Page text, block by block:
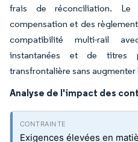
frais de réconciliation. Le
compensation et des
compatibilité multi-rail
instantanées et de titres
transfrontalière sans
Analyse de l'impact des
Exigences élevées en